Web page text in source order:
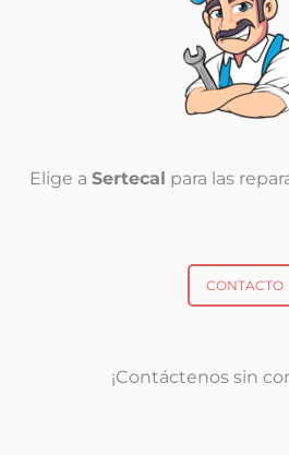
Elige a Sertecal para las
CONTACTO
¡Contáctenos sin